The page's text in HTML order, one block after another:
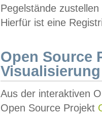
Pegelstände
Hierfür ist eine
Open Source
Visualisierung
Aus der interaktiven
Open Source Projekt